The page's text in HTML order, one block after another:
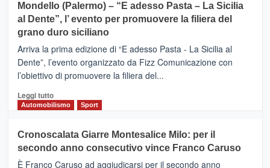
e
messaggi
di
CASTIGLIONE
DI
SICILIA
(Ct)
–
Il
Borgo
Gusto,
il
tra
sapori
Mondello (Palermo) – “E adesso Pasta – La Sicilia
al Dente”, l’ evento per promuovere la filiera del
grano duro siciliano
Arriva la prima edizione di “E adesso Pasta - La Sicilia al
Dente”, l’evento organizzato da Fizz Comunicazione con
l’obiettivo di promuovere la filiera del...
Leggi tuttoLeggi
di
Mondello
(Palermo)
–
Automobilismo Sport
Cronoscalata Giarre Montesalice Milo: per il
secondo anno consecutivo vince Franco Caruso
È Franco Caruso ad aggiudicarsi per il secondo anno